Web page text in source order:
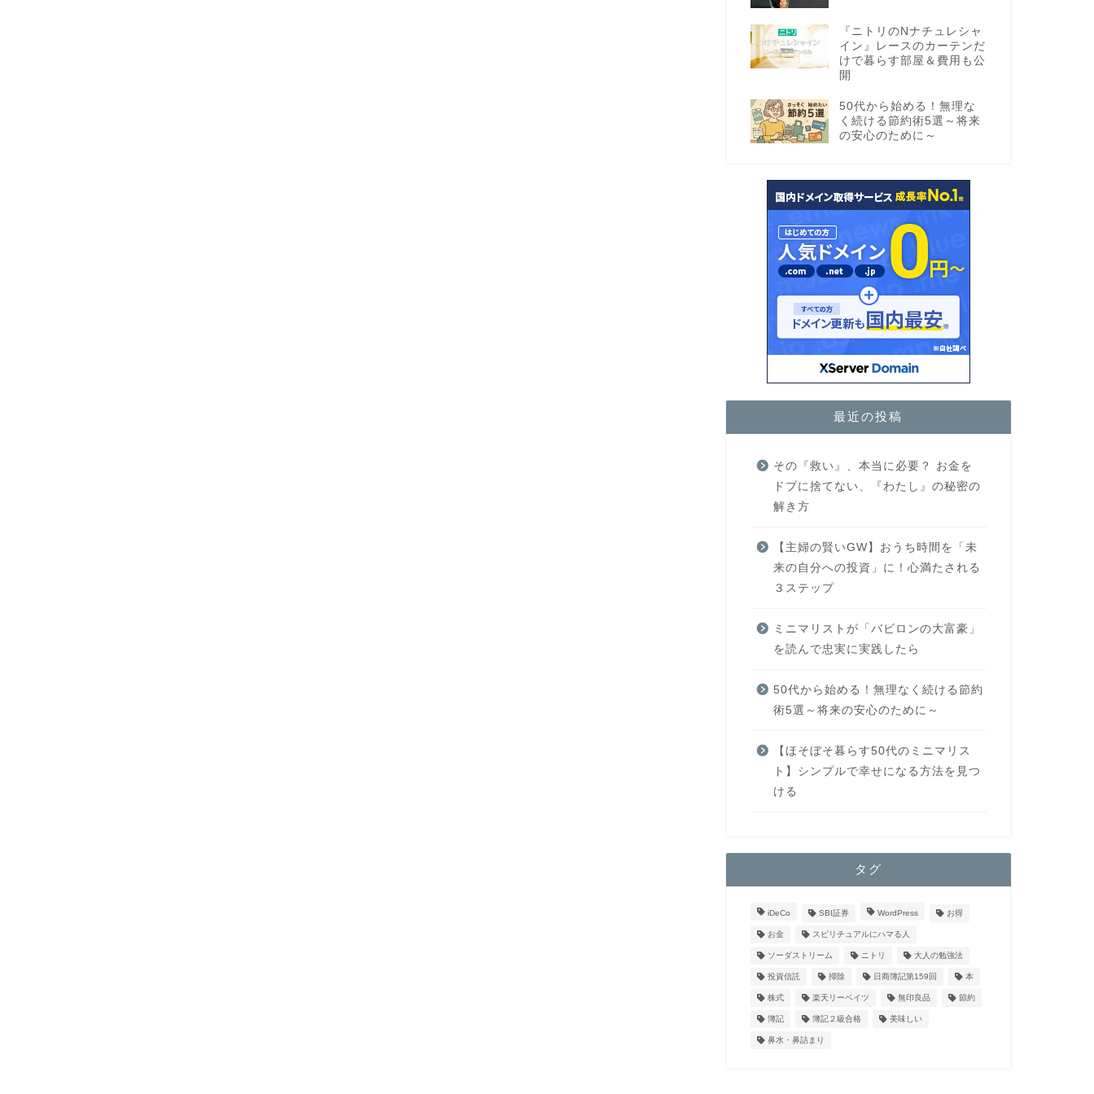
『ニトリのNナチュレシャ
イン』レースのカーテンだ
けで暮らす部屋＆費用も公
開
50代から始める！無理な
く続ける節約術5選～将来
の安心のために～
最近の投稿
その『救い』、本当に必要？ お金を
ドブに捨てない、『わたし』の秘密の
解き方
【主婦の賢いGW】おうち時間を「未
来の自分への投資」に！心満たされる
３ステップ
ミニマリストが「バビロンの大富豪」
を読んで忠実に実践したら
50代から始める！無理なく続ける節約
術5選～将来の安心のために～
【ほそぼそ暮らす50代のミニマリス
ト】シンプルで幸せになる方法を見つ
ける
タグ
iDeCo SBI証券 WordPress お得
お金 スピリチュアルにハマる人
ソーダストリーム ニトリ 大人の勉強法
投資信託 掃除 日商簿記第159回 本
株式 楽天リーベイツ 無印良品 節約
簿記 簿記２級合格 美味しい
鼻水・鼻詰まり